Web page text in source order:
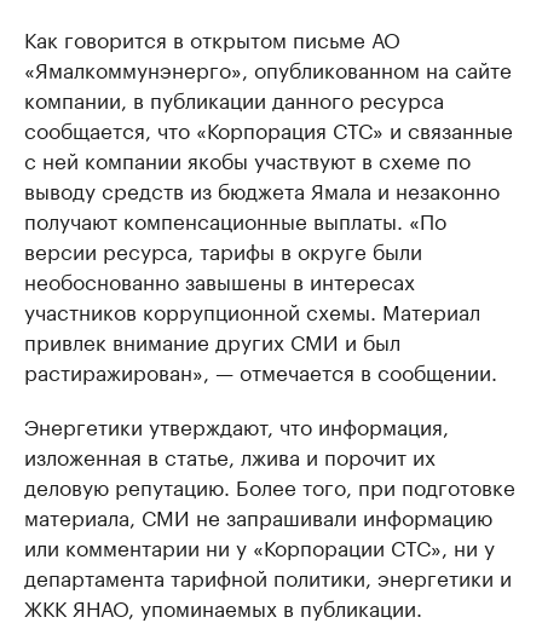
Как говорится в открытом письме АО
«Ямалкоммунэнерго», опубликованном на сайте
компании, в публикации данного ресурса
сообщается, что «Корпорация СТС» и связанные
с ней компании якобы участвуют в схеме по
выводу средств из бюджета Ямала и незаконно
получают компенсационные выплаты. «По
версии ресурса, тарифы в округе были
необоснованно завышены в интересах
участников коррупционной схемы. Материал
привлек внимание других СМИ и был
растиражирован», — отмечается в сообщении.
Энергетики утверждают, что информация,
изложенная в статье, лжива и порочит их
деловую репутацию. Более того, при подготовке
материала, СМИ не запрашивали информацию
или комментарии ни у «Корпорации СТС», ни у
департамента тарифной политики, энергетики и
ЖКК ЯНАО, упоминаемых в публикации.